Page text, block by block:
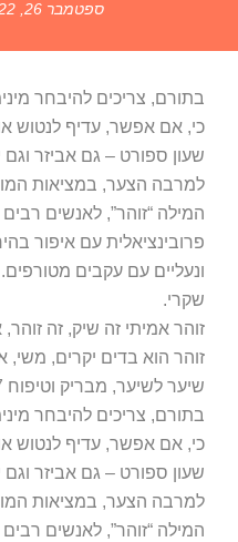
ספטמבר 26, 2022
בתורם, צריכים להיבחר
כי, אם אפשר, עדיף לנטוש
שעון ספורט – גם אביזר וגם
למרבה הצער, במציאות
המילה “זוהר”, לאנשים
פרובינציאלית עם איפור
ונעליים עם עקבים מטורפים.
שקרי.
זוהר אמיתי זה שיק, זה
זוהר הוא בדים יקרים, משי,
שיער לשיער, מבריק וטיפוח 24/7.
בתורם, צריכים להיבחר
כי, אם אפשר, עדיף לנטוש
שעון ספורט – גם אביזר וגם
למרבה הצער, במציאות
המילה “זוהר”, לאנשים